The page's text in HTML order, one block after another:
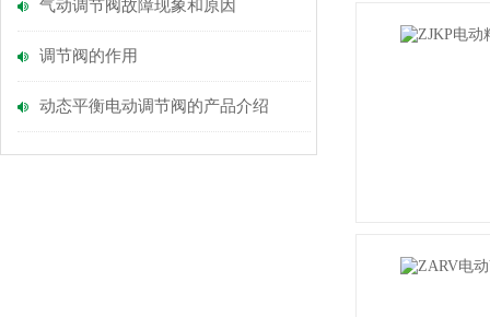
气动调节阀故障现象和原因
调节阀的作用
动态平衡电动调节阀的产品介绍